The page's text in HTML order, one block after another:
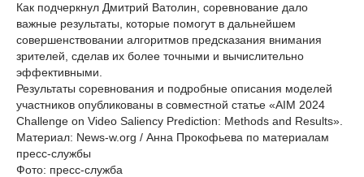
Как подчеркнул Дмитрий Ватолин, соревнование дало
важные результаты, которые помогут в дальнейшем
совершенствовании алгоритмов предсказания внимания
зрителей, сделав их более точными и вычислительно
эффективными.
Результаты соревнования и подробные описания моделей
участников опубликованы в совместной статье «AIM 2024
Challenge on Video Saliency Prediction: Methods and Results».
Материал: News-w.org / Анна Прокофьева по материалам
пресс-службы
Фото: пресс-служба